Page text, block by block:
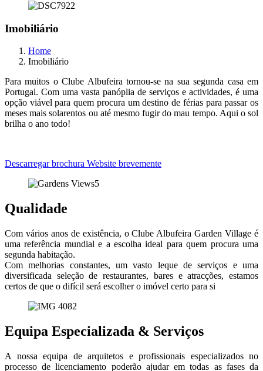
Imobiliário
Home
Imobiliário
Para muitos o Clube Albufeira tornou-se na sua segunda casa em
Portugal. Com uma vasta panóplia de serviços e actividades, é uma
opção viável para quem procura um destino de férias para passar os
meses mais solarentos ou até mesmo fugir do mau tempo. Aqui o sol
brilha o ano todo!
Descarregar brochura Website brevemente
Qualidade
Com vários anos de existência, o Clube Albufeira Garden Village é
uma referência mundial e a escolha ideal para quem procura uma
segunda habitação.
Com melhorias constantes, um vasto leque de serviços e uma
diversificada seleção de restaurantes, bares e atracções, estamos
certos de que o difícil será escolher o imóvel certo para si
Equipa Especializada & Serviços
A nossa equipa de arquitetos e profissionais especializados no
processo de licenciamento poderão ajudar em todas as fases da